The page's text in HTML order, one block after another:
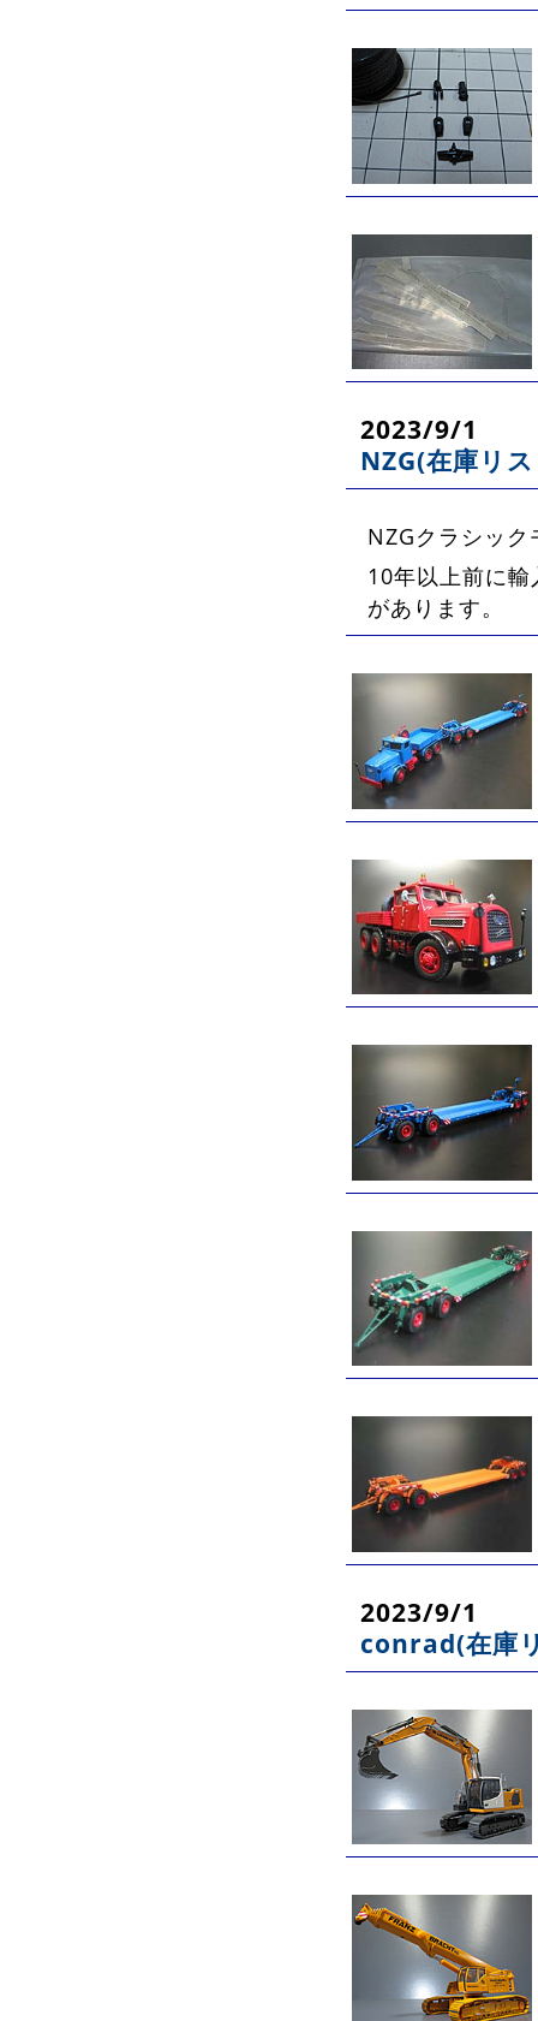
2023/9/1
NZG(在庫リ
NZGクラシッ
10年以上前に
があります。
2023/9/1
conrad(在庫